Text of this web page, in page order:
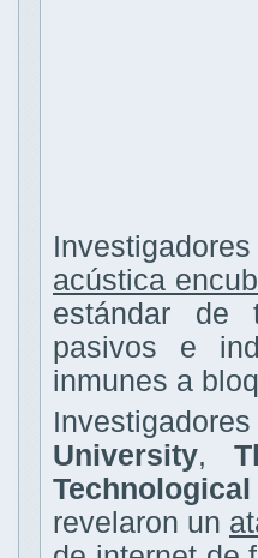
acústica
estándar de
pasivos e
inmunes a
University,
revelaron un